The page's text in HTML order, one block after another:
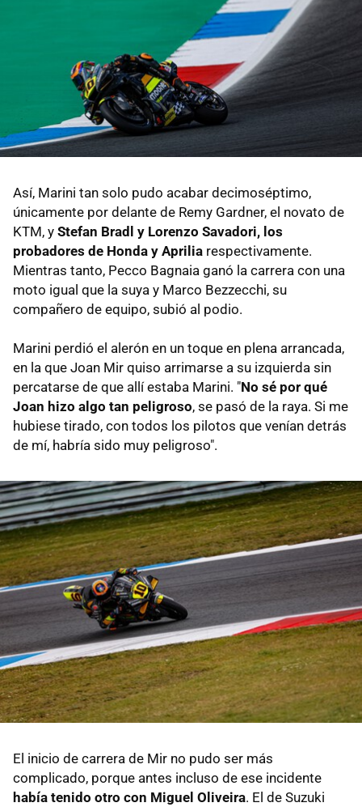
Así, Marini tan solo pudo acabar decimoséptimo,
únicamente por delante de Remy Gardner, el novato de
KTM, y Stefan Bradl y Lorenzo Savadori, los
probadores de Honda y Aprilia respectivamente.
Mientras tanto, Pecco Bagnaia ganó la carrera con una
moto igual que la suya y Marco Bezzecchi, su
compañero de equipo, subió al podio.
Marini perdió el alerón en un toque en plena arrancada,
en la que Joan Mir quiso arrimarse a su izquierda sin
percatarse de que allí estaba Marini. "No sé por qué
Joan hizo algo tan peligroso, se pasó de la raya. Si me
hubiese tirado, con todos los pilotos que venían detrás
de mí, habría sido muy peligroso".
El inicio de carrera de Mir no pudo ser más
complicado, porque antes incluso de ese incidente
había tenido otro con Miguel Oliveira. El de Suzuki